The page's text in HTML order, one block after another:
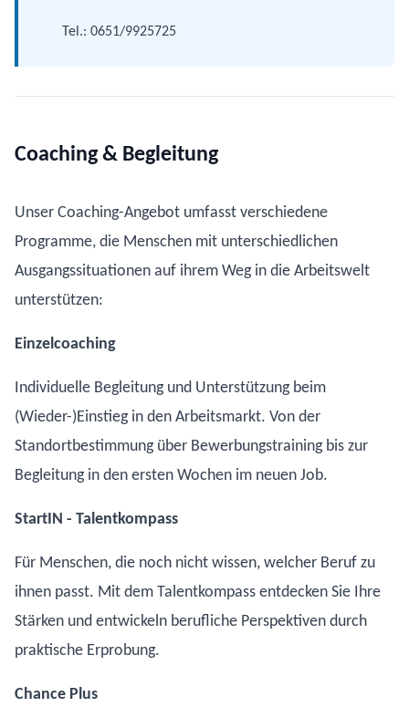
Tel.: 0651/9925725
Coaching & Begleitung
Unser Coaching-Angebot umfasst verschiedene
Programme, die Menschen mit unterschiedlichen
Ausgangssituationen auf ihrem Weg in die Arbeitswelt
unterstützen:
Einzelcoaching
Individuelle Begleitung und Unterstützung beim
(Wieder-)Einstieg in den Arbeitsmarkt. Von der
Standortbestimmung über Bewerbungstraining bis zur
Begleitung in den ersten Wochen im neuen Job.
StartIN - Talentkompass
Für Menschen, die noch nicht wissen, welcher Beruf zu
ihnen passt. Mit dem Talentkompass entdecken Sie Ihre
Stärken und entwickeln berufliche Perspektiven durch
praktische Erprobung.
Chance Plus